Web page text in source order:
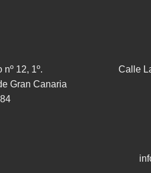
12, 1º.
Gran Canaria
Calle